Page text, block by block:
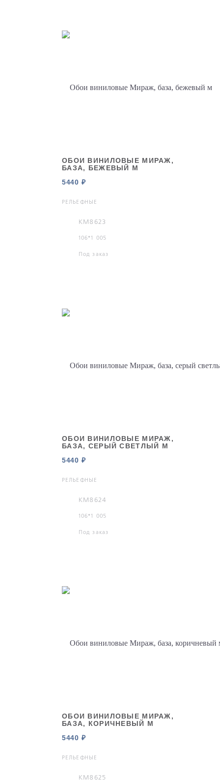
ОБОИ ВИНИЛОВЫЕ МИРАЖ,
БАЗА, БЕЖЕВЫЙ М
5440 ₽
РЕЛЬЕФНЫЕ
KM8623
106*1 005
Под заказ
ОБОИ ВИНИЛОВЫЕ МИРАЖ,
БАЗА, СЕРЫЙ СВЕТЛЫЙ М
5440 ₽
РЕЛЬЕФНЫЕ
KM8624
106*1 005
Под заказ
ОБОИ ВИНИЛОВЫЕ МИРАЖ,
БАЗА, КОРИЧНЕВЫЙ М
5440 ₽
РЕЛЬЕФНЫЕ
KM8625